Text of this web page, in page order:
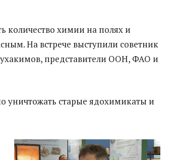
количество химии на полях и
На встрече выступили советник
представители ООН, ФАО и
уничтожать старые ядохимикаты и